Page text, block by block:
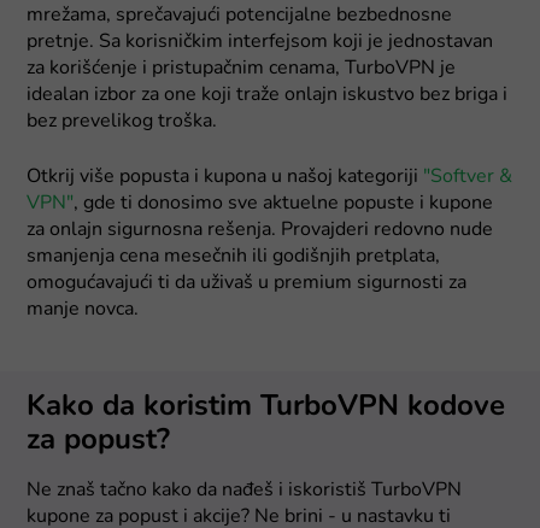
mrežama, sprečavajući potencijalne bezbednosne
pretnje. Sa korisničkim interfejsom koji je jednostavan
za korišćenje i pristupačnim cenama, TurboVPN je
idealan izbor za one koji traže onlajn iskustvo bez briga i
bez prevelikog troška.
Otkrij više popusta i kupona u našoj kategoriji "Softver &
VPN", gde ti donosimo sve aktuelne popuste i kupone
za onlajn sigurnosna rešenja. Provajderi redovno nude
smanjenja cena mesečnih ili godišnjih pretplata,
omogućavajući ti da uživaš u premium sigurnosti za
manje novca.
Kako da koristim TurboVPN kodove
za popust?
Ne znaš tačno kako da nađeš i iskoristiš TurboVPN
kupone za popust i akcije? Ne brini - u nastavku ti